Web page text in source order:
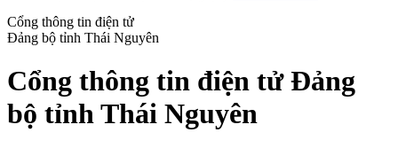
Cổng thông tin điện tử
Đảng bộ tỉnh Thái Nguyên
Cổng thông tin điện tử Đảng
bộ tỉnh Thái Nguyên